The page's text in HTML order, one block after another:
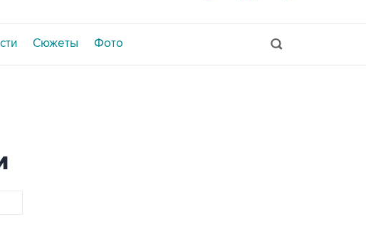
Сюжеты Фото